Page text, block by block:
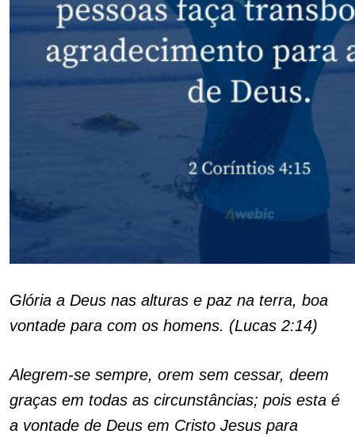
Glória a Deus nas alturas e paz na terra, boa
vontade para com os homens. (Lucas 2:14)
Alegrem-se sempre, orem sem cessar, deem
graças em todas as circunstâncias; pois esta é
a vontade de Deus em Cristo Jesus para